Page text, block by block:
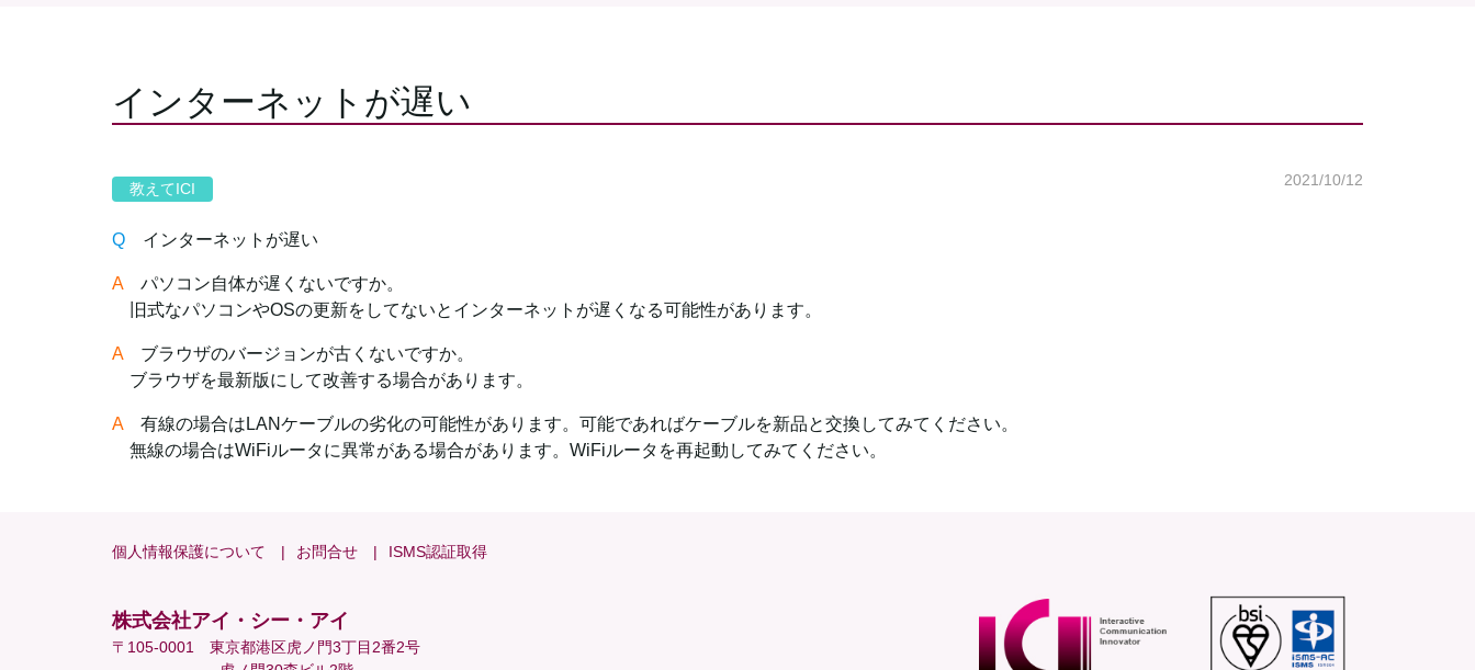
インターネットが遅い
教えてICI
2021/10/12
Q インターネットが遅い
Aパソコン自体が遅くないですか。
旧式なパソコンやOSの更新をしてないとインターネットが遅くなる可能性があります。
Aブラウザのバージョンが古くないですか。
ブラウザを最新版にして改善する場合があります。
A有線の場合はLANケーブルの劣化の可能性があります。可能であればケーブルを新品と交換してみてください。
無線の場合はWiFiルータに異常がある場合があります。WiFiルータを再起動してみてください。
個人情報保護について お問合せ ISMS認証取得
株式会社アイ・シー・アイ
〒105-0001 東京都港区虎ノ門3丁目2番2号